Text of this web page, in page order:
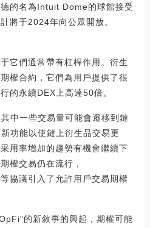
的名為Intuit Dome的球館接受
將于2024年向公眾開放。
它們通常帶有杠桿作用。衍生
權合約，它們為用戶提供了很
的永續DEX上高達50倍。
中一些交易量可能會遷移到鏈
功能以使鏈上衍生品交易更
用率增加的趨勢有機會繼續下
權交易仍在流行，
協議引入了允許用戶交易期權
的新敘事的興起，期權可能